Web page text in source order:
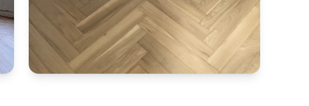
320 et vernis Pall-X Extreme avec durcisseur.